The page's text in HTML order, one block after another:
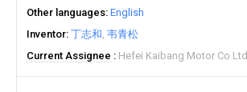
Other languages English
Inventor 丁志和 韦青松
Current Assignee
Hefei Kaibang Motor Co Ltd